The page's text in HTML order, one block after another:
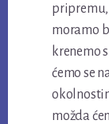
moramo
krenemo
ćemo se
možda